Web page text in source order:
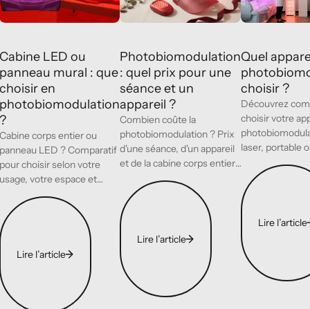
LED ou
mural : que
en
corps entier ou
LED ? Comparatif
choisir selon votre
votre espace et
l’article
Lire l’article
Photobiomodulation
: quel prix pour une
séance et un
appareil ?
Combien coûte la
photobiomodulation ? Prix
d'une séance, d'un appareil
et de la cabine corps entier,
et comment payer.
Lire l’article
Lire l’article
Quel
choisir ?
Découvrez
choisir votre
laser, portable
professionnel.
critères
réglementaire.
Lire l’article
Lire l’article